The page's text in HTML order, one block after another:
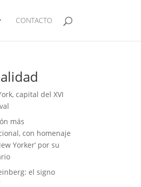
CONTACTO
capital del XVI
más
con homenaje
Yorker’ por su
el signo